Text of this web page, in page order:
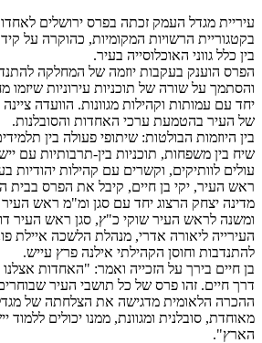
בקטגוריית הרשויות המקומיות, כהוקרה על
בין כלל גווני האוכלוסייה בעיר.
הפרס הוענק בעקבות יוזמה של המחלקה
והסתמך על שורה של תוכניות עירוניות שיזמו
יחד עם עמותות וקהילות מגוונות. הוועדה
של העיר בהטמעת ערכי האחדות והסובלנות.
בין היוזמות הבולטות: שיתופי פעולה בין
שיח בין משפחות, תוכניות בין-תרבותיות עם
עולים לוותיקים, וקשרים עם קהילות יהודיות
ראש העיר, יקי בן חיים, קיבל את הפרס בבית
מדינה יצחק הרצוג יחד עם סגן ומ"מ ראש העיר
ומשנה לראש העיר שוקי כ"ץ, סגן ראש העיר
העירייה ליאורה אדרי, מנהלת הלשכה איילת
להתנדבות וחוסן הקהילתי אילנה פרץ עייש.
בן חיים בירך על הזכייה ואמר: "האחדות
דרך חיים. זהו פרס של כל תושבי העיר
ההכרה הלאומית מדגישה את הצלחתה של
מאוחדת, סובלנית ומגוונת, ממנו יכולים ללמוד
הארץ".